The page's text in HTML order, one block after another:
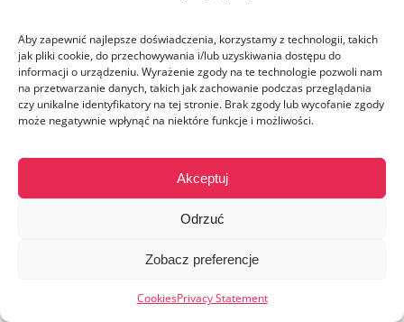
Aby zapewnić najlepsze doświadczenia, korzystamy z technologii, takich
jak pliki cookie, do przechowywania i/lub uzyskiwania dostępu do
informacji o urządzeniu. Wyrażenie zgody na te technologie pozwoli nam
na przetwarzanie danych, takich jak zachowanie podczas przeglądania
czy unikalne identyfikatory na tej stronie. Brak zgody lub wycofanie zgody
może negatywnie wpłynąć na niektóre funkcje i możliwości.
Akceptuj
Odrzuć
Zobacz preferencje
CookiesPrivacy Statement